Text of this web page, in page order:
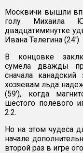
Москвичи вышли
голу Михаила
двадцатиминутке
Ивана Телегина (24').
В концовке
сумела дважды
сначала
хозяевам льда
(59'), когда
шестого полевого
2:2.
Но на этом чудеса
начале
второй раз в игре